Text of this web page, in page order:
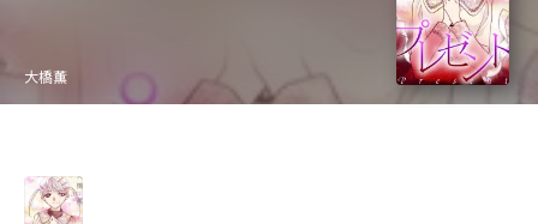
大橋薫